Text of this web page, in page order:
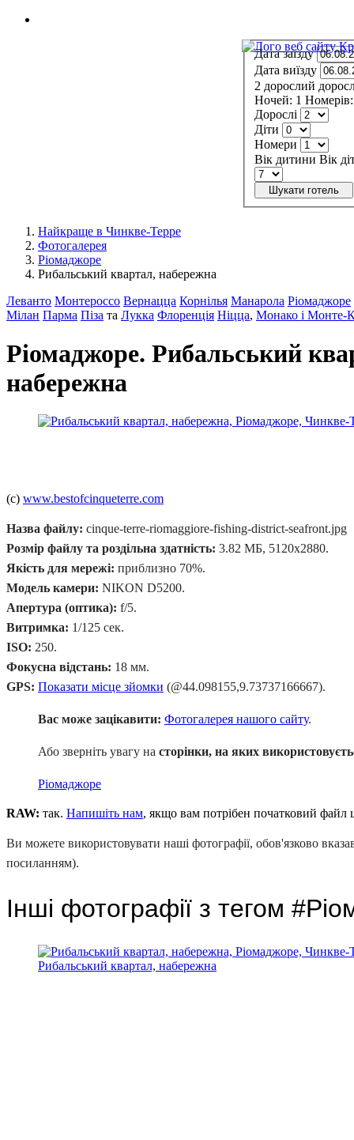
Дата заїзду
Дата виїзду
2 дорослий
Ночей: 1 Номерів:
Дорослі
Діти
Номери
Вік дитини Вік
Шукати готель
Найкраще в Чинкве-Терре
Фотогалерея
Ріомаджоре
Рибальський квартал, набережна
Леванто Монтероссо Вернацца Корнілья Манарола Ріомаджоре
Мілан Парма Піза та Лукка Флоренція Ніцца, Монако і Монте-
Ріомаджоре. Рибальський
набережна
(c) www.bestofcinqueterre.com
Назва файлу: cinque-terre-riomaggiore-fishing-district-seafront.jpg
Розмір файлу та роздільна здатність: 3.82 МБ, 5120x2880.
Якість для мережі: приблизно 70%.
Модель камери: NIKON D5200.
Апертура (оптика): f/5.
Витримка: 1/125 сек.
ISO: 250.
Фокусна відстань: 18 мм.
GPS: Показати місце зйомки (@44.098155,9.73737166667).
Вас може зацікавити: Фотогалерея нашого сайту.
Або зверніть увагу на сторінки, на яких
Ріомаджоре
RAW: так. Напишіть нам, якщо вам потрібен початковий файл
Ви можете використовувати наші фотографії, обов'язково
посиланням).
Інші фотографії з тегом
Рибальський квартал, набережна